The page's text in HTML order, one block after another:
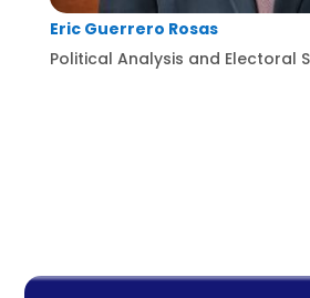
Eric Guerrero Rosas
Political Analysis and Electoral